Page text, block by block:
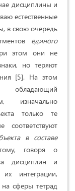
дисциплины и
естественные
в свою очередь
единого
этом они не
но теряют
[5]. На этом
изначально
только те
соответствуют
в составе
говоря о
дисциплин и
интеграции,
сферы тетрад